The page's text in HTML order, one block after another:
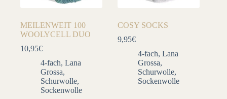
MEILENWEIT 100
WOOLYCELL DUO
10,95€
4-fach, Lana
Grossa,
Schurwolle,
Sockenwolle
COSY SOCKS
9,95€
4-fach,Lana
Grossa,
Schurwolle,
Sockenwolle